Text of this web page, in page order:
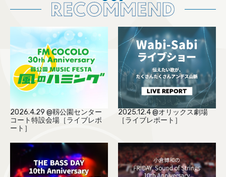
COCOLO FEATURE
DJ
FAQ
RADIPASSTORE
765MARKET
2026.4.29 @靱公園センター
コート特設会場［ライブレポ
ート］
2025.12.4 @オリックス劇場
［ライブレポート］